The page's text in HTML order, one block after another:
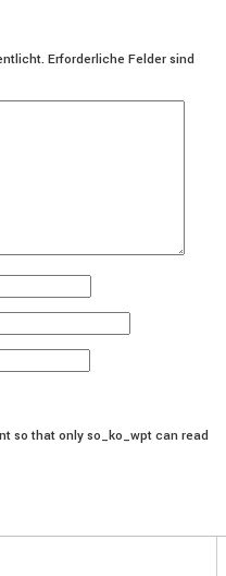
Erforderliche Felder sind
so that only so_ko_wpt can read